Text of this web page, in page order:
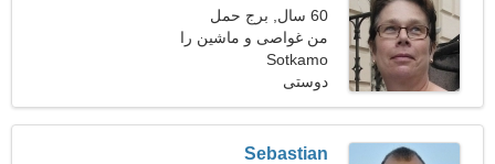
60 سال, برج حمل
من غواصی و ماشین را
ترجیح می دهم
Sotkamo
دوستی
Sebastian